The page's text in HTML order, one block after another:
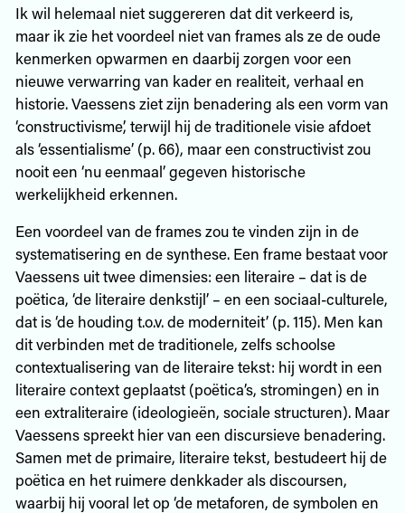
Ik wil helemaal niet suggereren dat dit verkeerd is,
maar ik zie het voordeel niet van frames als ze de oude
kenmerken opwarmen en daarbij zorgen voor een
nieuwe verwarring van kader en realiteit, verhaal en
historie. Vaessens ziet zijn benadering als een vorm van
‘constructivisme’, terwijl hij de traditionele visie afdoet
als ‘essentialisme’ (p. 66), maar een constructivist zou
nooit een ‘nu eenmaal’ gegeven historische
werkelijkheid erkennen.
Een voordeel van de frames zou te vinden zijn in de
systematisering en de synthese. Een frame bestaat voor
Vaessens uit twee dimensies: een literaire – dat is de
poëtica, ‘de literaire denkstijl’ – en een sociaal-culturele,
dat is ‘de houding t.o.v. de moderniteit’ (p. 115). Men kan
dit verbinden met de traditionele, zelfs schoolse
contextualisering van de literaire tekst: hij wordt in een
literaire context geplaatst (poëtica’s, stromingen) en in
een extraliteraire (ideologieën, sociale structuren). Maar
Vaessens spreekt hier van een discursieve benadering.
Samen met de primaire, literaire tekst, bestudeert hij de
poëtica en het ruimere denkkader als discoursen,
waarbij hij vooral let op ‘de metaforen, de symbolen en